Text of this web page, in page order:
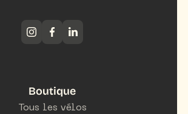
Boutique
Tous les vélos